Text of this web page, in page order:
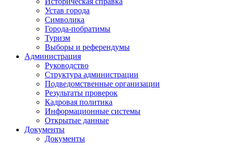
Устав города
Символика
Города-побратимы
Туризм
Выборы и референдумы
Администрация
Руководство
Структура администрации
Подведомственные организации
Результаты проверок
Кадровая политика
Информационные системы
Открытые данные
Документы
Документы